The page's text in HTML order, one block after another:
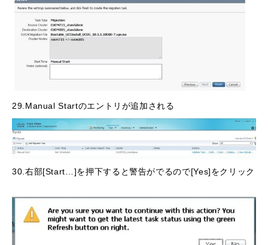
29.Manual Startのエントリが追加される
30.右部[Start…]を押下すると警告がでるので[Yes]をクリック